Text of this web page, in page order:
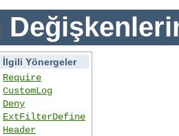
İlgili Yönergeler
Require
CustomLog
Deny
ExtFilterDefine
Header